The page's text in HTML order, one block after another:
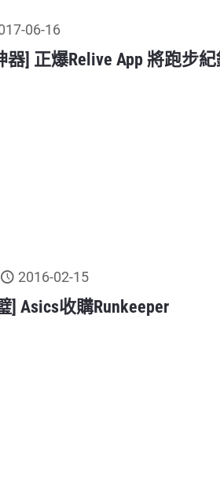
06-16
器] 正爆Relive App 將跑步
2016-02-15
] Asics收購Runkeeper